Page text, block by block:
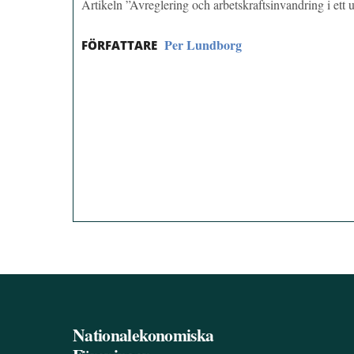
Artikeln ”Avreglering och arbetskraftsinvandring i ett
FÖRFATTARE Per Lundborg
Nationalekonomiska